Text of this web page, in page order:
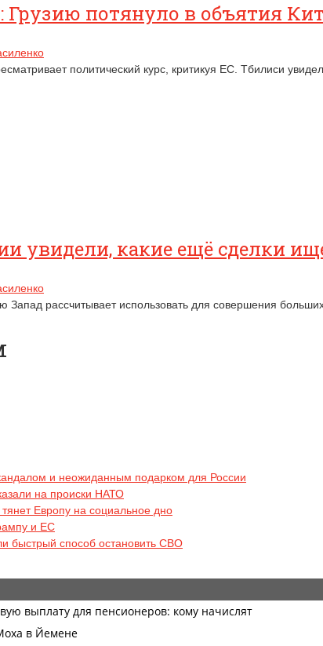
Грузию потянуло в объятия
политический курс, критикуя ЕС. Тбилиси
увидели, какие ещё сделки
Запад рассчитывает использовать для совершения
и неожиданным подарком для России
на происки НАТО
Европу на социальное дно
и ЕС
быстрый способ остановить СВО